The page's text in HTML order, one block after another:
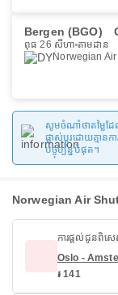
Bergen (BGO)
ពុធ 26 សីហា តាមដាន
Norwegian
សូមចំណាំថាតម្លៃដ
ផ្លាស់ប្តូរដោយគ្ម
បច្ចុប្បន្នបំផុត។
Norwegian Air
ការផ្តល់ជូនពិស
Oslo -
៛ 141